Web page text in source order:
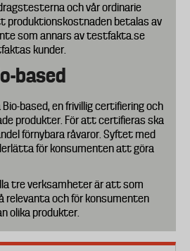
och vår ordinarie
betalas av
som annars av testfakta.se
kunder.
based
based, en frivillig certifiering och
produkter. För att certifieras ska
förnybara råvaror. Syftet med
för konsumenten att göra
tre verksamheter är att som
relevanta och för konsumenten
olika produkter.